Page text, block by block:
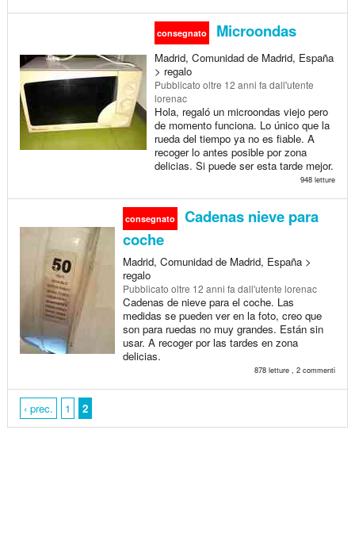
consegnato Microondas
Madrid, Comunidad de Madrid, España
> regalo
Pubblicato oltre 12 anni fa dall'utente
lorenac
Hola, regaló un microondas viejo pero
de momento funciona. Lo único que la
rueda del tiempo ya no es fiable. A
recoger lo antes posible por zona
delicias. Si puede ser esta tarde mejor.
948 letture
consegnato
Cadenas nieve para
coche
Madrid, Comunidad de Madrid, España >
regalo
Pubblicato oltre 12 anni fa dall'utente lorenac
Cadenas de nieve para el coche. Las
medidas se pueden ver en la foto, creo que
son para ruedas no muy grandes. Están sin
usar. A recoger por las tardes en zona
delicias.
878 letture , 2 commenti
‹ prec. 1 2